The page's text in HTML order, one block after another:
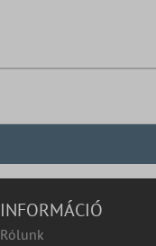
INFORMÁCIÓ
Rólunk